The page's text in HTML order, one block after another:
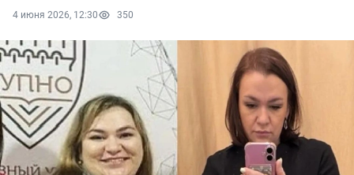
4 июня 2026, 12:30 350